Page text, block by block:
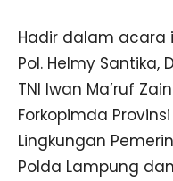
Hadir dalam acara
Pol. Helmy
TNI Iwan Ma’ruf
Forkopimda
Lingkungan
Polda Lampung